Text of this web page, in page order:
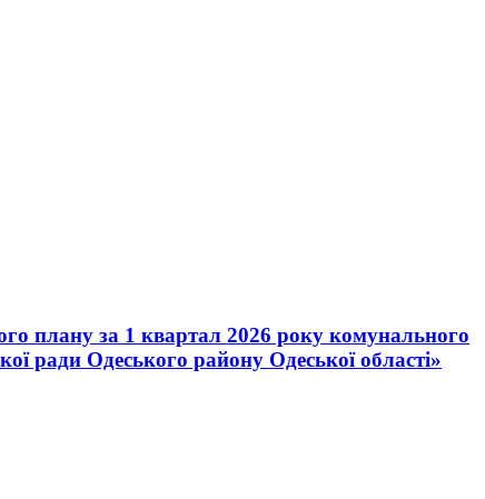
плану за 1 квартал 2026 року комунального
ради Одеського району Одеської області»